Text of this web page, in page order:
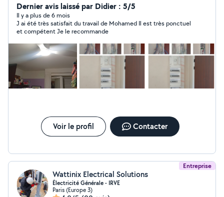
d'urgence , j ai aussi du expérience dans les petit
bricolage : -pose tringle -pose du miroir ... je suis à votre
disposition avec travail en sécurité ,résultats
impeccable,respect des lieux je suis sérieux et
ponctuel. et avec un prix correcte cordialement.
Dernier avis laissé par Didier : 5/5
Il y a plus de 6 mois
J ai été très satisfait du travail de Mohamed Il est très ponctuel
et compétent Je le recommande
Voir le profil Contacter
Entreprise
Wattinix Electrical Solutions
Électricité Générale - IRVE
Paris (Europe 3)